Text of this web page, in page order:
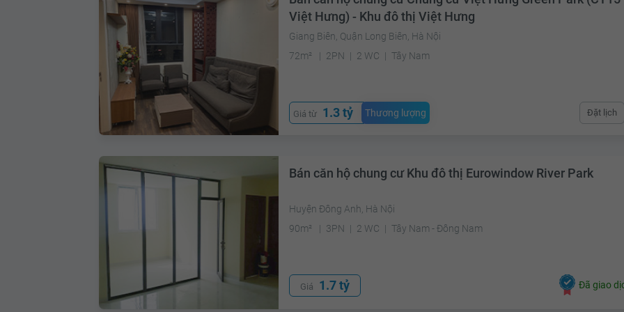
Việt Hưng) - Khu đô thị Việt Hưng
Giang Biên, Quận Long Biên, Hà Nội
72m²
2PN 2 WC Tây Nam
Giá từ 1.3 tỷ Thương lượng Đặt lịch
Bán căn hộ chung cư Khu đô thị Eurowindow River Park
Huyện Đông Anh, Hà Nội
90m²
3PN 2 WC Tây Nam - Đông Nam
Giá 1.7 tỷ Đã giao